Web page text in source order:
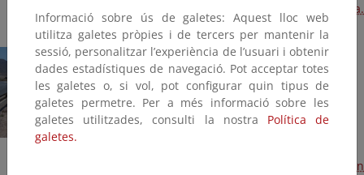
Mantenimiento y conservación de la costa de Almería.
(2015) (Terminada, 2015)
Aportación de arena a diversas playas de Almería (Plan
Informació sobre ús de galetes: Aquest lloc web
utilitza galetes pròpies i de tercers per mantenir la
sessió, personalitzar l’experiència de l’usuari i obtenir
dades estadístiques de navegació. Pot acceptar totes
les galetes o, si vol, pot configurar quin tipus de
galetes permetre. Per a més informació sobre les
galetes utilitzades, consulti la nostra Política de
galetes.